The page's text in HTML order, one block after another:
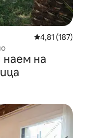
Средна
4,81 (187)
на